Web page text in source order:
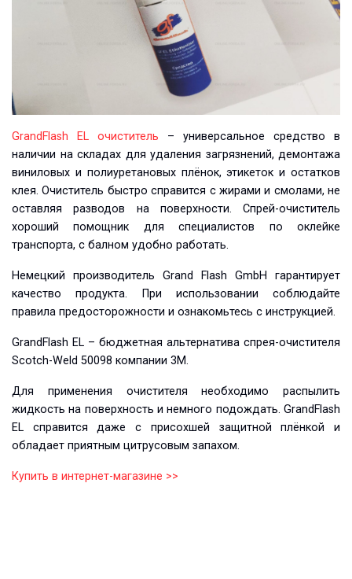
GrandFlash EL очиститель – универсальное средство в
наличии на складах для удаления загрязнений, демонтажа
виниловых и полиуретановых плёнок, этикеток и остатков
клея. Очиститель быстро справится с жирами и смолами, не
оставляя разводов на поверхности. Спрей-очиститель
хороший помощник для специалистов по оклейке
транспорта, с балном удобно работать.
Немецкий производитель Grand Flash GmbH гарантирует
качество продукта. При использовании соблюдайте
правила предосторожности и ознакомьтесь с инструкцией.
GrandFlash EL – бюджетная альтернатива спрея-очистителя
Scotch-Weld 50098 компании 3М.
Для применения очистителя необходимо распылить
жидкость на поверхность и немного подождать. GrandFlash
EL справится даже с присохшей защитной плёнкой и
обладает приятным цитрусовым запахом.
Купить в интернет-магазине >>